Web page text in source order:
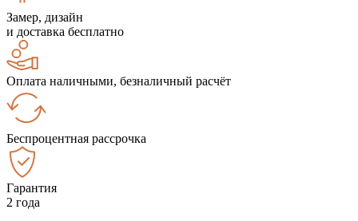
Замер, дизайн
и доставка бесплатно
Оплата наличными, безналичный расчёт
Беспроцентная рассрочка
Гарантия
2 года